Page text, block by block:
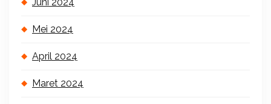
Mei 2024
April 2024
Maret 2024